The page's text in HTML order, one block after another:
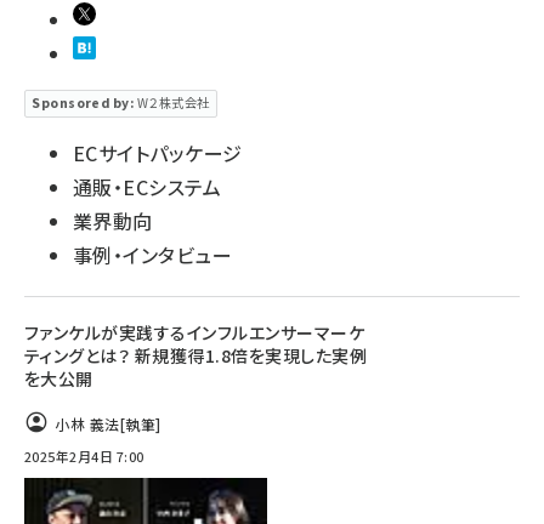
Sponsored by: W２株式会社
ECサイトパッケージ
通販・ECシステム
業界動向
事例・インタビュー
ファンケルが実践するインフルエンサーマーケ
ティングとは？ 新規獲得1.8倍を実現した実例
を大公開
小林 義法[執筆]
2025年2月4日 7:00